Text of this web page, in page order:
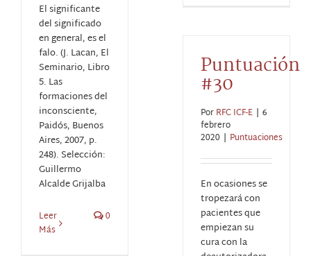
El significante
del significado
en general, es el
falo. (J. Lacan, El
Seminario, Libro
5. Las
formaciones del
inconsciente,
Paidós, Buenos
Aires, 2007, p.
248). Selección:
Guillermo
Alcalde Grijalba
Leer
Más
0
Puntuación
#30
PorRFC ICF-E | 6
febrero
2020 | Puntuaciones
En ocasiones se
tropezará con
pacientes que
empiezan su
cura con la